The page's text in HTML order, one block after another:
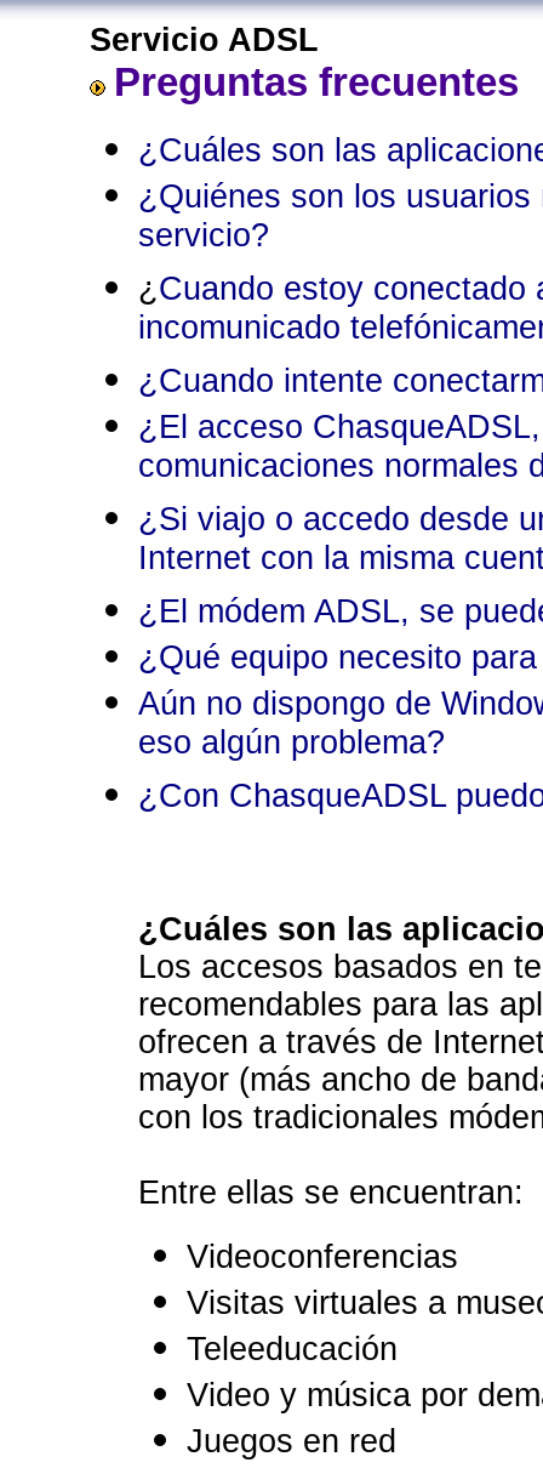
Servicio ADSL
Preguntas frecuentes
¿Cuáles son las
¿Quiénes son los
servicio?
¿Cuando estoy conectado
incomunicado
¿Cuando intente
¿El acceso
comunicaciones normales
¿Si viajo o accedo desde
Internet con la misma
¿El módem ADSL, se
¿Qué equipo necesito
Aún no dispongo de
eso algún problema?
¿Con ChasqueADSL
¿Cuáles son las
Los accesos basados en
recomendables para las
ofrecen a través de
mayor (más ancho de
con los tradicionales
Entre ellas se encuentran:
Videoconferencias
Visitas virtuales a
Teleeducación
Video y música por
Juegos en red